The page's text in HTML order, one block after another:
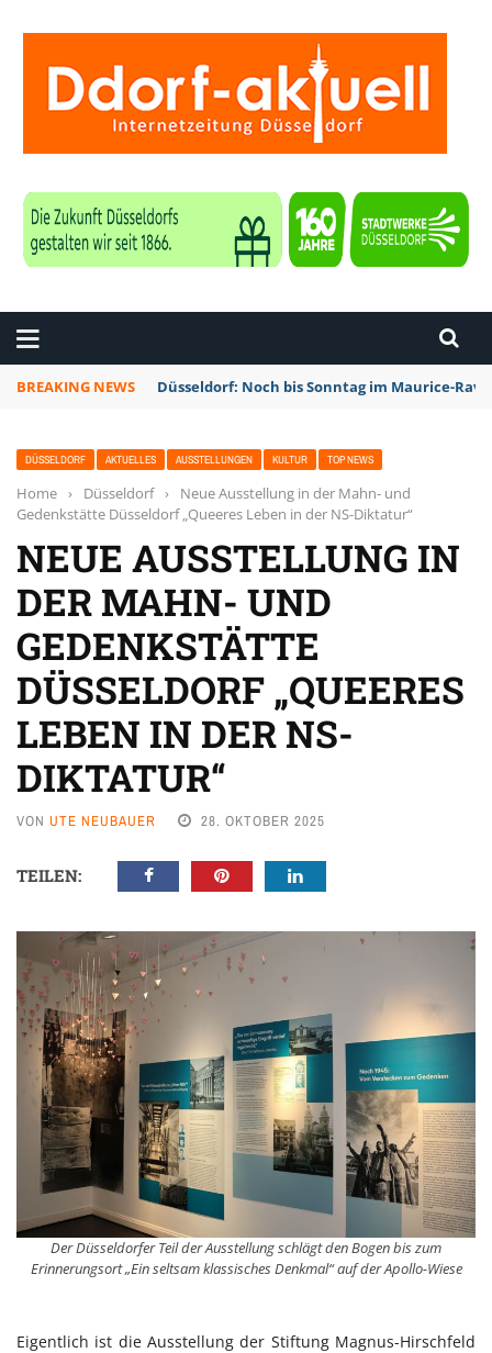
BREAKING NEWS Düsseldorf: Noch bis Sonntag im Maurice-
DÜSSELDORF AKTUELLES AUSSTELLUNGEN KULTUR TOP NEWS
Home › Düsseldorf ›
Neue Ausstellung in der Mahn- und
Gedenkstätte Düsseldorf „Queeres Leben in der NS-Diktatur“
NEUE AUSSTELLUNG IN
DER MAHN- UND
GEDENKSTÄTTE
DÜSSELDORF „QUEERES
LEBEN IN DER NS-
DIKTATUR“
VON UTE NEUBAUER 28. OKTOBER 2025
TEILEN:
Der Düsseldorfer Teil der Ausstellung schlägt den Bogen bis zum
Erinnerungsort „Ein seltsam klassisches Denkmal“ auf der Apollo-Wiese
Eigentlich ist die Ausstellung der Stiftung Magnus-Hirschfeld